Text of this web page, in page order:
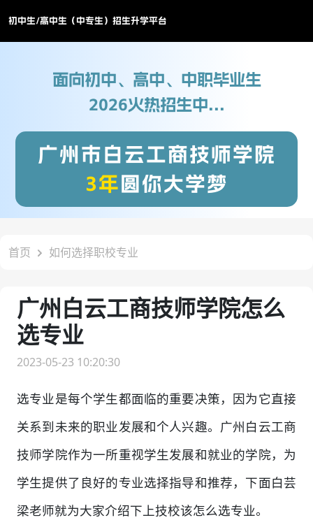
初中生/高中生（中专生）招生升学平台
面向初中、高中、中职毕业生
2026火热招生中...
广州市白云工商技师学院
3年圆你大学梦
首页 如何选择职校专业
广州白云工商技师学院怎么
选专业
2023-05-23 10:20:30
选专业是每个学生都面临的重要决策，因为它直接
关系到未来的职业发展和个人兴趣。广州白云工商
技师学院作为一所重视学生发展和就业的学院，为
学生提供了良好的专业选择指导和推荐，下面白芸
梁老师就为大家介绍下上技校该怎么选专业。